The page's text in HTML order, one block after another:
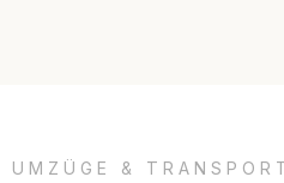
UMZÜGE &